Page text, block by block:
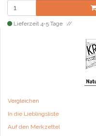
Lieferzeit 4-5 Tage
Vergleichen
In die Lieblingsliste
Auf den Merkzettel